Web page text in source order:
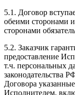
5.1. Договор
обеими сторонами
сторонами
5.2. Заказчик
предоставление
т.ч. персональных
законодательства
Договора
Исполнителем,